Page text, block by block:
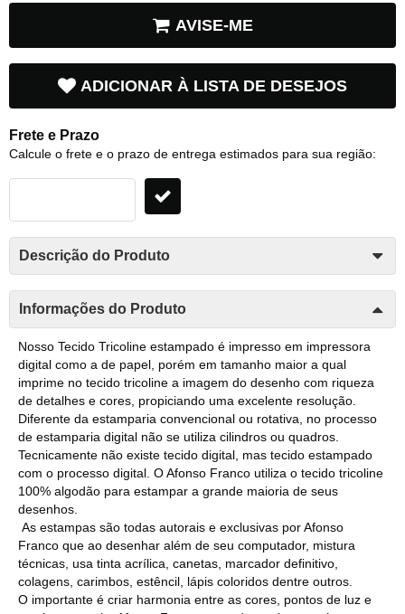
AVISE-ME
ADICIONAR À LISTA DE DESEJOS
Frete e Prazo
Calcule o frete e o prazo de entrega estimados para sua região:
Descrição do Produto
Informações do Produto
Nosso Tecido Tricoline estampado é impresso em impressora
digital como a de papel, porém em tamanho maior a qual
imprime no tecido tricoline a imagem do desenho com riqueza
de detalhes e cores, propiciando uma excelente resolução.
Diferente da estamparia convencional ou rotativa, no processo
de estamparia digital não se utiliza cilindros ou quadros.
Tecnicamente não existe tecido digital, mas tecido estampado
com o processo digital. O Afonso Franco utiliza o tecido tricoline
100% algodão para estampar a grande maioria de seus
desenhos.
As estampas são todas autorais e exclusivas por Afonso
Franco que ao desenhar além de seu computador, mistura
técnicas, usa tinta acrílica, canetas, marcador definitivo,
colagens, carimbos, estêncil, lápis coloridos dentre outros.
O importante é criar harmonia entre as cores, pontos de luz e